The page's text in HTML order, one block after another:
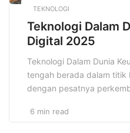
TEKNOLOGI
Teknologi Dalam
Digital 2025
Teknologi Dalam Dunia
tengah berada dalam titik
dengan pesatnya
signifikan. Teknologi telah
6 min read